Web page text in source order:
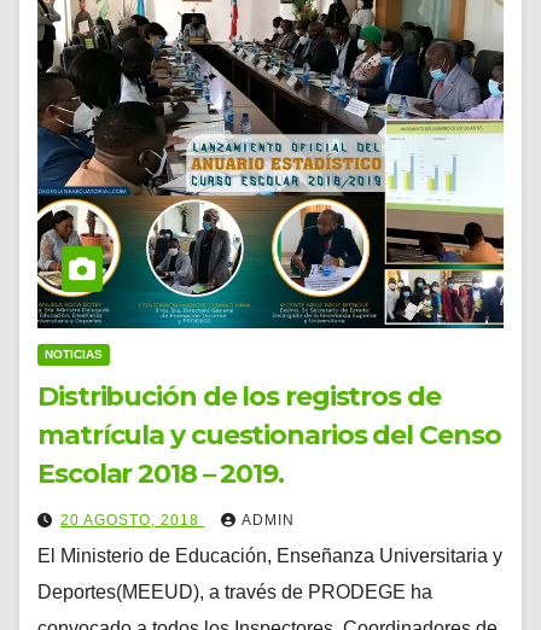
NOTICIAS
Distribución de los registros de
matrícula y cuestionarios del Censo
Escolar 2018 – 2019.
20 AGOSTO, 2018 ADMIN
El Ministerio de Educación, Enseñanza Universitaria y
Deportes(MEEUD), a través de PRODEGE ha